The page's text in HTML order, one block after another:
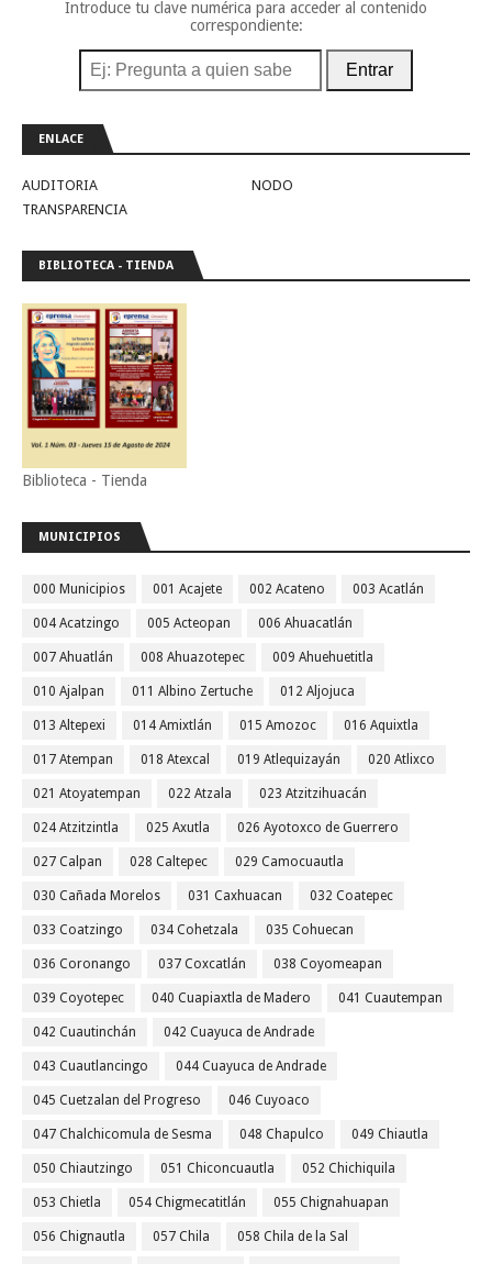
Introduce tu clave numérica para acceder al contenido
correspondiente:
Entrar
ENLACE
AUDITORIA
NODO
TRANSPARENCIA
BIBLIOTECA - TIENDA
Biblioteca - Tienda
MUNICIPIOS
000 Municipios 001 Acajete 002 Acateno 003 Acatlán
004 Acatzingo 005 Acteopan 006 Ahuacatlán
007 Ahuatlán 008 Ahuazotepec 009 Ahuehuetitla
010 Ajalpan 011 Albino Zertuche 012 Aljojuca
013 Altepexi 014 Amixtlán 015 Amozoc 016 Aquixtla
017 Atempan 018 Atexcal 019 Atlequizayán 020 Atlixco
021 Atoyatempan 022 Atzala 023 Atzitzihuacán
024 Atzitzintla 025 Axutla 026 Ayotoxco de Guerrero
027 Calpan 028 Caltepec 029 Camocuautla
030 Cañada Morelos 031 Caxhuacan 032 Coatepec
033 Coatzingo 034 Cohetzala 035 Cohuecan
036 Coronango 037 Coxcatlán 038 Coyomeapan
039 Coyotepec 040 Cuapiaxtla de Madero 041 Cuautempan
042 Cuautinchán 042 Cuayuca de Andrade
043 Cuautlancingo 044 Cuayuca de Andrade
045 Cuetzalan del Progreso 046 Cuyoaco
047 Chalchicomula de Sesma 048 Chapulco 049 Chiautla
050 Chiautzingo 051 Chiconcuautla 052 Chichiquila
053 Chietla 054 Chigmecatitlán 055 Chignahuapan
056 Chignautla 057 Chila 058 Chila de la Sal